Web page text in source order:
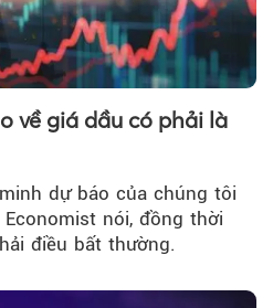
về giá dầu có phải là
dự báo của chúng tôi
Economist nói, đồng thời
điều bất thường.